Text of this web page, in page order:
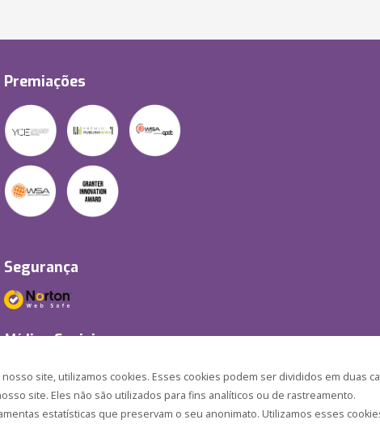
site, utilizamos cookies. Esses cookies podem ser divididos em duas
site. Eles não são utilizados para fins analíticos ou de rastreamento.
estatísticas que preservam o seu anonimato. Utilizamos esses
Premiações
Segurança
Mídias Sociais